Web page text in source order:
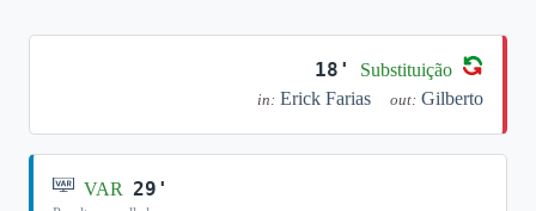
18' Substituição
in: Erick Farias out: Gilberto
VAR 29'